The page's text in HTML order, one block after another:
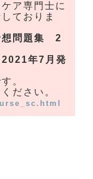
ア専門士に
ておりま
想問題集 2
年7月発
。
ださい。